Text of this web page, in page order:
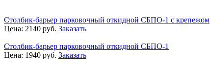
Столбик-барьер парковочный откидной СБПО-1 с крепежом
Цена: 2140 руб. Заказать
Столбик-барьер парковочный откидной СБПО-1
Цена: 1940 руб. Заказать